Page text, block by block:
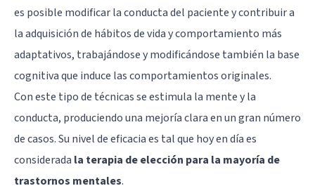
es posible modificar la conducta del paciente y contribuir a
la adquisición de hábitos de vida y comportamiento más
adaptativos, trabajándose y modificándose también la base
cognitiva que induce las comportamientos originales.
Con este tipo de técnicas se estimula la mente y la
conducta, produciendo una mejoría clara en un gran número
de casos. Su nivel de eficacia es tal que hoy en día es
considerada la terapia de elección para la mayoría de
trastornos mentales.